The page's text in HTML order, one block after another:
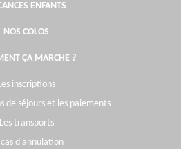
ENFANTS
NOS COLOS
ÇA MARCHE ?
inscriptions
de séjours et les paiements
transports
cas d'annulation